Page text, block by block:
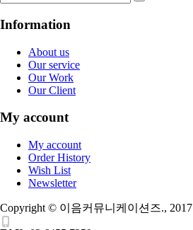
Information
About us
Our service
Our Work
Our Client
My account
My account
Order History
Wish List
Newsletter
Copyright © 이음커뮤니케이션즈., 2017